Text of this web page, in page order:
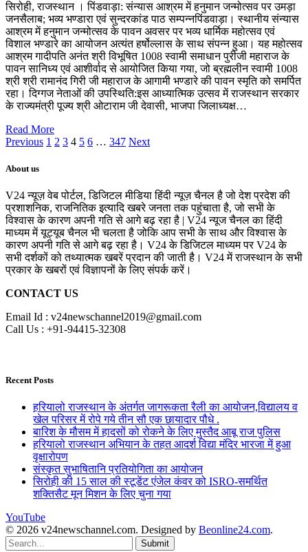
सिरोही, राजस्थान । ​पिंडवाड़ा: संन्यास आश्रम में हनुमान जन्मोत्सव पर उमड़ा
जनसैलाब; भव्य भण्डारा एवं सुन्दरकांड पाठ सम्पन्न​पिंडवाड़ा। स्थानीय संन्यास
आश्रम में हनुमान जन्मोत्सव के पावन अवसर पर भव्य धार्मिक महोत्सव एवं
विशाल भण्डारे का आयोजन अत्यंत हर्षोल्लास के साथ संपन्न हुआ। यह महोत्सव
आश्रम गादीपति अनंत श्री विभूषित 1008 स्वामी समाधान पुरीजी महाराज के
पावन सानिध्य एवं आशीर्वाद से आयोजित किया गया, जो ब्रह्मलीन स्वामी 1008
श्री श्री रामानंद गिरी जी महाराज के आगामी भण्डारे की पावन स्मृति को समर्पित
रहा। ​दिग्गज नेताओं की उपस्थिति:इस आध्यात्मिक उत्सव में राजस्थान सरकार
के राज्यमंत्री पूज्य श्री ओटाराम जी देवासी, भाजपा जिलाध्यक्ष…
Read More
Previous 1 2 3 4 5 6 … 347 Next
About us
V24 न्यूज़ वेब पोर्टल, डिजिटल मीडिया हिंदी न्यूज़ चैनल है जो देश प्रदेश की
प्रशाशनिक, राजनितिक इत्यादि खबरे जनता तक पहुंचाता है, जो सभी के
विश्वास के कारण अपनी गति से आगे बढ़ रहा है | V24 न्यूज चैनल का हिंदी
माध्यम में यूट्यूब चैनल भी चलता है जोकि आप सभी के साथ और विश्वास के
कारण अपनी गति से आगे बढ़ रहा है। V24 के डिजिटल माध्यम पर V24 के
सभी दर्शकों को तथ्यात्मक खबरें प्रदान की जाती है। V24 में राजस्थान के सभी
प्रकार के खबरों एवं विज्ञापनों के लिए संपर्क करें।
CONTACT US
Email Id : v24newschannel2019@gmail.com
Call Us : +91-94415-32308
Recent Posts
हरियालो राजस्थान के अंतर्गत जागरूकता रैली का आयोजन,विद्यालय व
खेल परिसर में रोपे गये तीन सौ एक छायादार पौधे .
बारिश के मौसम में हादसों को रोकने के लिए मुस्तैद आबू राज पुलिस
हरियालो राजस्थान अभियान के तहत आदर्श विद्या मंदिर भारजा में हुआ
वृक्षारोपण
संस्कृत सुभाषितानि प्रतियोगिता का आयोजन
सिरोही की 15 साल की स्टूडेंट एंजेल कंवर को ISRO-समर्थित
शक्तिसैट मून मिशन के लिए चुना गया
YouTube
© 2026 v24newschannel.com. Designed by Beonline24.com.
Submit